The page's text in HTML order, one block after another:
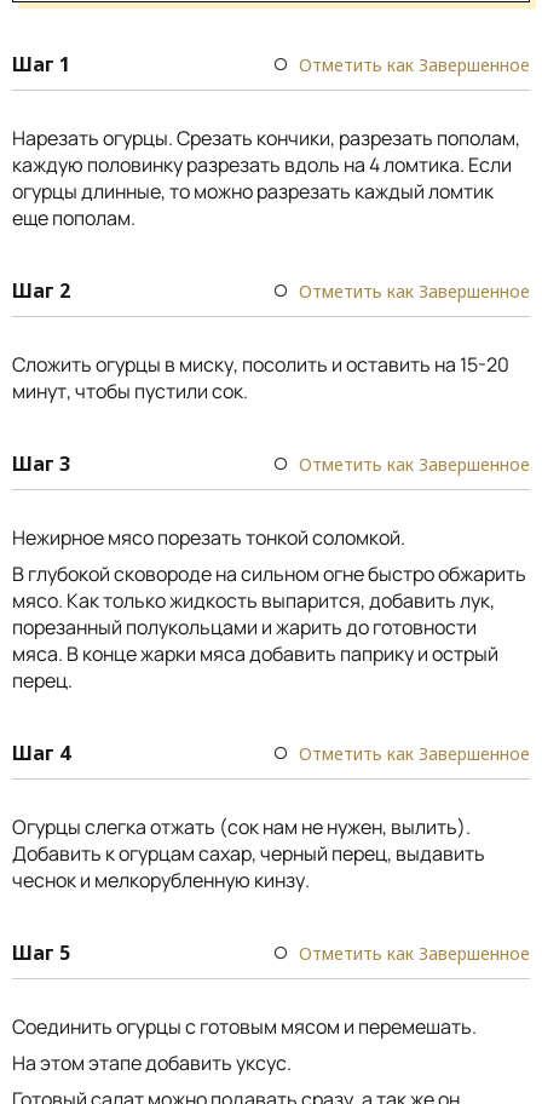
Шаг 1 Отметить как Завершенное
Нарезать огурцы. Срезать кончики, разрезать пополам,
каждую половинку разрезать вдоль на 4 ломтика. Если
огурцы длинные, то можно разрезать каждый ломтик
еще пополам.
Шаг 2 Отметить как Завершенное
Сложить огурцы в миску, посолить и оставить на 15-20
минут, чтобы пустили сок.
Шаг 3 Отметить как Завершенное
Нежирное мясо порезать тонкой соломкой.
В глубокой сковороде на сильном огне быстро обжарить
мясо. Как только жидкость выпарится, добавить лук,
порезанный полукольцами и жарить до готовности
мяса. В конце жарки мяса добавить паприку и острый
перец.
Шаг 4 Отметить как Завершенное
Огурцы слегка отжать (сок нам не нужен, вылить).
Добавить к огурцам сахар, черный перец, выдавить
чеснок и мелкорубленную кинзу.
Шаг 5 Отметить как Завершенное
Соединить огурцы с готовым мясом и перемешать.
На этом этапе добавить уксус.